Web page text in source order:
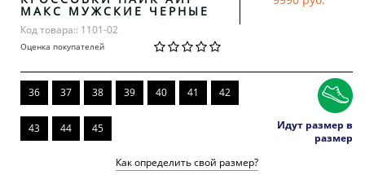
МАКС МУЖСКИЕ ЧЕРНЫЕ
Код товара:: 1101-02
Оценка покупателей
36 37 38 39 40 41 42
43 44 45
Идут размер в
размер
Как определить свой размер?